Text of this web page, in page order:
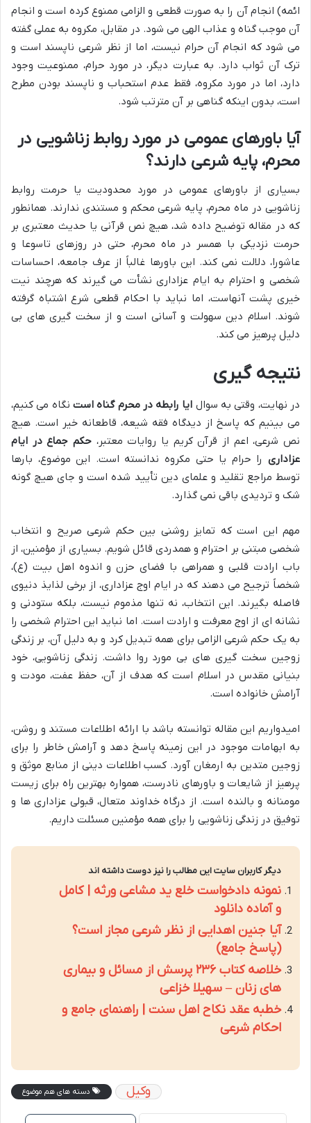
ائمه) انجام آن را به صورت قطعی و الزامی ممنوع کرده است و انجام
آن موجب گناه و عذاب الهی می شود. در مقابل، مکروه به عملی گفته
می شود که انجام آن حرام نیست، اما از نظر شرعی ناپسند است و
ترک آن ثواب دارد. به عبارت دیگر، در مورد حرام، ممنوعیت وجود
دارد، اما در مورد مکروه، فقط عدم استحباب و ناپسند بودن مطرح
است، بدون اینکه گناهی بر آن مترتب شود.
آیا باورهای عمومی در مورد روابط زناشویی در
محرم، پایه شرعی دارند؟
بسیاری از باورهای عمومی در مورد محدودیت یا حرمت روابط
زناشویی در ماه محرم، پایه شرعی محکم و مستندی ندارند. همانطور
که در مقاله توضیح داده شد، هیچ نص قرآنی یا حدیث معتبری بر
حرمت نزدیکی با همسر در ماه محرم، حتی در روزهای تاسوعا و
عاشورا، دلالت نمی کند. این باورها غالباً از عرف جامعه، احساسات
شخصی و احترام به ایام عزاداری نشأت می گیرند که هرچند نیت
خیری پشت آنهاست، اما نباید با احکام قطعی شرع اشتباه گرفته
شوند. اسلام دین سهولت و آسانی است و از سخت گیری های بی
دلیل پرهیز می کند.
نتیجه گیری
در نهایت، وقتی به سوال ایا رابطه در محرم گناه است نگاه می کنیم،
می بینیم که پاسخ از دیدگاه فقه شیعه، قاطعانه خیر است. هیچ
نص شرعی، اعم از قرآن کریم یا روایات معتبر، حکم جماع در ایام
عزاداری را حرام یا حتی مکروه ندانسته است. این موضوع، بارها
توسط مراجع تقلید و علمای دین تأیید شده است و جای هیچ گونه
شک و تردیدی باقی نمی گذارد.
مهم این است که تمایز روشنی بین حکم شرعی صریح و انتخاب
شخصی مبتنی بر احترام و همدردی قائل شویم. بسیاری از مؤمنین، از
باب ارادت قلبی و همراهی با فضای حزن و اندوه اهل بیت (ع)،
شخصاً ترجیح می دهند که در ایام اوج عزاداری، از برخی لذایذ دنیوی
فاصله بگیرند. این انتخاب، نه تنها مذموم نیست، بلکه ستودنی و
نشانه ای از اوج معرفت و ارادت است. اما نباید این احترام شخصی را
به یک حکم شرعی الزامی برای همه تبدیل کرد و به دلیل آن، بر زندگی
زوجین سخت گیری های بی مورد روا داشت. زندگی زناشویی، خود
بنیانی مقدس در اسلام است که هدف از آن، حفظ عفت، مودت و
آرامش خانواده است.
امیدواریم این مقاله توانسته باشد با ارائه اطلاعات مستند و روشن،
به ابهامات موجود در این زمینه پاسخ دهد و آرامش خاطر را برای
زوجین متدین به ارمغان آورد. کسب اطلاعات دینی از منابع موثق و
پرهیز از شایعات و باورهای نادرست، همواره بهترین راه برای زیست
مومنانه و بالنده است. از درگاه خداوند متعال، قبولی عزاداری ها و
توفیق در زندگی زناشویی را برای همه مؤمنین مسئلت داریم.
دیگر کاربران سایت این مطالب را نیز دوست داشته اند
نمونه دادخواست خلع ید مشاعی ورثه | کامل
و آماده دانلود
آیا جنین اهدایی از نظر شرعی مجاز است؟
(پاسخ جامع)
خلاصه کتاب ۲۳۶ پرسش از مسائل و بیماری
های زنان – سهیلا خزاعی
خطبه عقد نکاح اهل سنت | راهنمای جامع و
احکام شرعی
دسته های هم موضوع وکیل